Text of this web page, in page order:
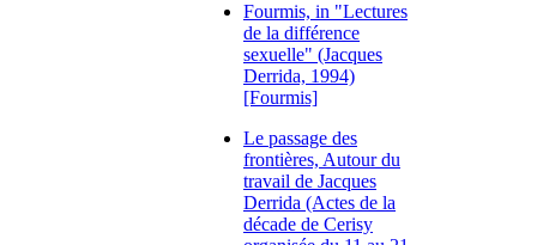
Fourmis, in "Lectures
de la différence
sexuelle" (Jacques
Derrida, 1994)
[Fourmis]
Le passage des
frontières, Autour du
travail de Jacques
Derrida (Actes de la
décade de Cerisy